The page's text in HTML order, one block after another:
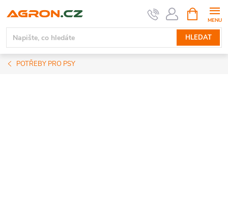
na
obsah
HLEDAT
NÁKUPNÍ
KOŠÍK
POTŘEBY PRO PSY